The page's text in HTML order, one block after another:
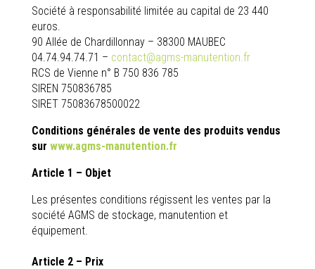
Société à responsabilité limitée au capital de 23 440
euros.
90 Allée de Chardillonnay – 38300 MAUBEC
04.74.94.74.71 – contact@agms-manutention.fr
RCS de Vienne n° B 750 836 785
SIREN 750836785
SIRET 75083678500022
Conditions générales de vente des produits vendus
sur www.agms-manutention.fr
Article 1 – Objet
Les présentes conditions régissent les ventes par la
société AGMS de stockage, manutention et
équipement.
Article 2 – Prix